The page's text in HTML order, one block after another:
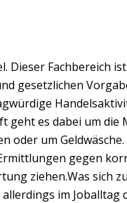
Dieser Fachbereich
gesetzlichen
geht es dabei um die
oder um
gegen
ziehen.Was sich
im